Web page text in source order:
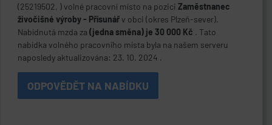
(25219502, ) volné pracovní místo na pozici Zaměstnanec
živočišné výroby - Přísunář v obci (okres Plzeň-sever).
Nabídnutá mzda za (jedna směna) je 30 000 Kč . Tato
nabídka volného pracovního místa byla na našem serveru
naposledy aktualizována: 23. 10. 2024 .
ODPOVĚDĚT NA NABÍDKU